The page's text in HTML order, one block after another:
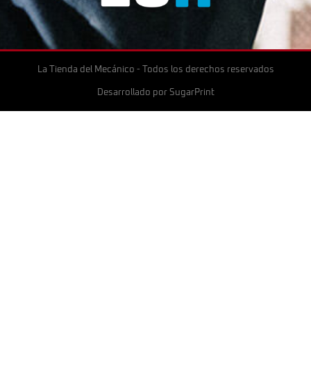
La Tienda del Mecánico - Todos los derechos reservados
Desarrollado por SugarPrint